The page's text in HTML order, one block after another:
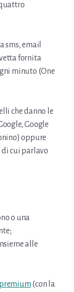
sms, email
fornita
minuto (One
che danno le
Google
oppure
di cui parlavo
o una
alle
(con la